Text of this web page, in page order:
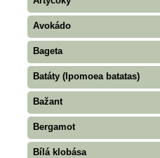
Avokádo
Bageta
Batáty (Ipomoea batatas)
Bažant
Bergamot
Bílá klobása